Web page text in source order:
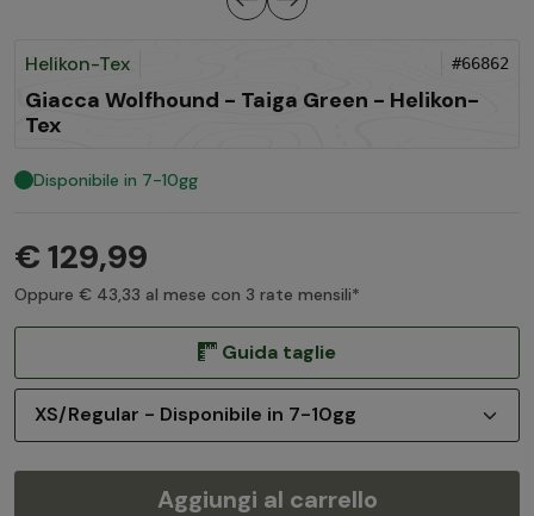
Helikon-Tex #66862
Giacca Wolfhound - Taiga Green - Helikon-
Tex
Disponibile in 7-10gg
€ 129,99
Oppure € 43,33 al mese con 3 rate mensili*
Guida taglie
Aggiungi al carrello